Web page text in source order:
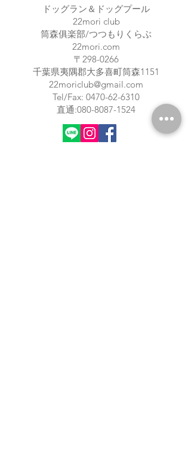
また、当店在庫はメーカー国内在庫と
リンクいたしておりますが、タイミン
グにより売り切れる場合もございます
ドッグラン＆ドッグプール
22mori club
筒森俱楽部/つつもりくらぶ
22mori.com
〒298-0266
​千葉県夷隅郡大多喜町筒森1151
22moriclub@gmail.com
Tel/Fax: 0470-62-6310
​直通:080-8087-1524